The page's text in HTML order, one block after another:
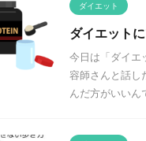
ダイエット
ダイエット
今日は「ダイエ
容師さんと話し
んだ方がいいん